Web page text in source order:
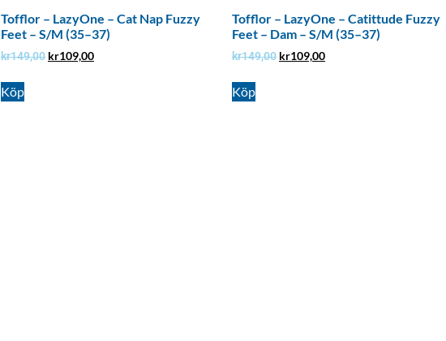
Tofflor – LazyOne – Cat Nap Fuzzy
Feet – S/M (35–37)
kr149,00 kr109,00
Köp
Tofflor – LazyOne – Catittude Fuzzy
Feet – Dam – S/M (35–37)
kr149,00 kr109,00
Köp